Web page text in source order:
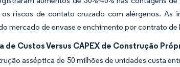
riscos de contato cruzado com alérgenos. As
mercado de envase e enchimento por contrato
de Custos Versus CAPEX de Construção
asséptica de 50 milhões de unidades custa